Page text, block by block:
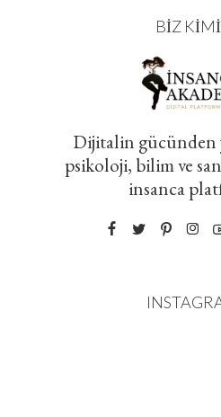
BIZ
Dijitalin gücünden
psikoloji, bilim ve
insanca